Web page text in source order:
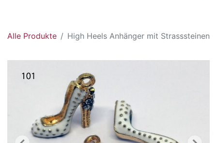
Alle Produkte High Heels Anhänger mit Strasssteinen